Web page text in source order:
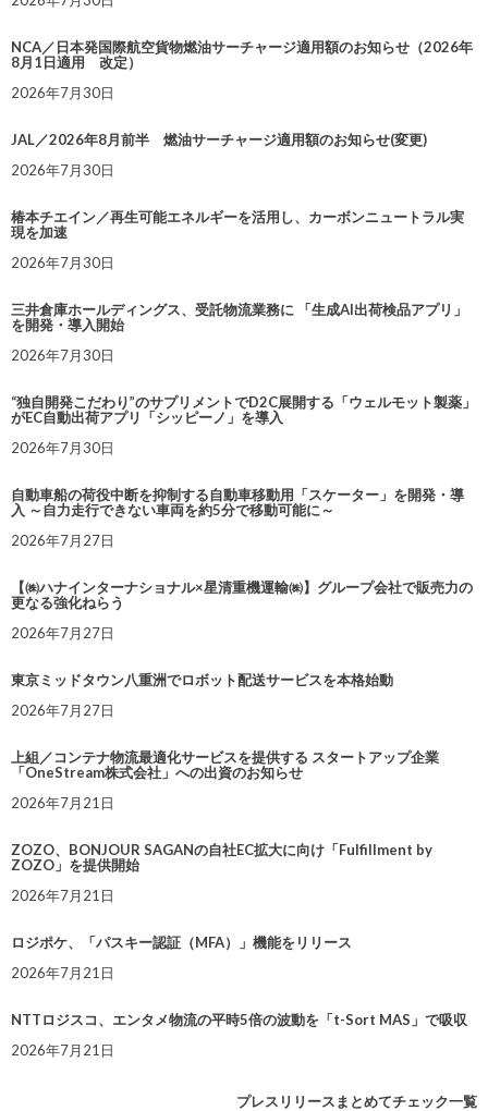
NCA／日本発国際航空貨物燃油サーチャージ適用額のお知らせ（2026年
8月1日適用 改定）
2026年7月30日
JAL／2026年8月前半 燃油サーチャージ適用額のお知らせ(変更)
2026年7月30日
椿本チエイン／再生可能エネルギーを活用し、カーボンニュートラル実
現を加速
2026年7月30日
三井倉庫ホールディングス、受託物流業務に 「生成AI出荷検品アプリ」
を開発・導入開始
2026年7月30日
“独自開発こだわり”のサプリメントでD2C展開する「ウェルモット製薬」
がEC自動出荷アプリ「シッピーノ」を導入
2026年7月30日
自動車船の荷役中断を抑制する自動車移動用「スケーター」を開発・導
入 ～自力走行できない車両を約5分で移動可能に～
2026年7月27日
【㈱ハナインターナショナル×星清重機運輸㈱】グループ会社で販売力の
更なる強化ねらう
2026年7月27日
東京ミッドタウン八重洲でロボット配送サービスを本格始動
2026年7月27日
上組／コンテナ物流最適化サービスを提供する スタートアップ企業
「OneStream株式会社」への出資のお知らせ
2026年7月21日
ZOZO、BONJOUR SAGANの自社EC拡大に向け「Fulfillment by
ZOZO」を提供開始
2026年7月21日
ロジポケ、「パスキー認証（MFA）」機能をリリース
2026年7月21日
NTTロジスコ、エンタメ物流の平時5倍の波動を「t-Sort MAS」で吸収
2026年7月21日
プレスリリースまとめてチェック一覧